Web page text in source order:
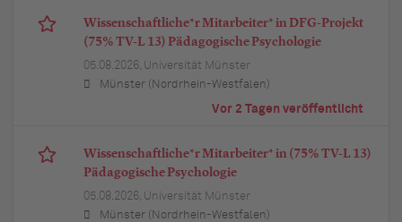
Wissenschaftliche*r Mitarbeiter* in DFG-Projekt
(75% TV-L 13) Pädagogische Psychologie
05.08.2026, Universität Münster
Münster (Nordrhein-Westfalen)
Vor 2 Tagen veröffentlicht
Wissenschaftliche*r Mitarbeiter* in (75% TV-L 13)
Pädagogische Psychologie
05.08.2026, Universität Münster
Münster (Nordrhein-Westfalen)